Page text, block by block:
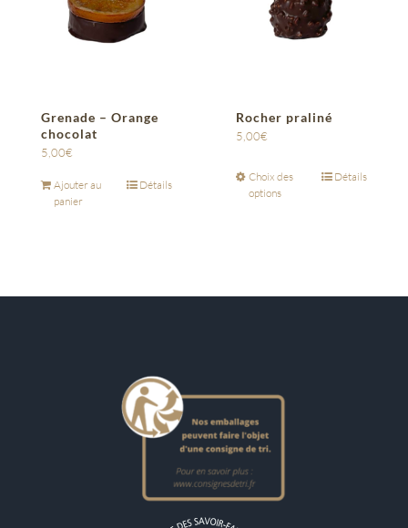
Grenade – Orange
chocolat
5,00€
Ajouter au
panier
Détails
Rocher praliné
5,00€
Choix des
options
Détails